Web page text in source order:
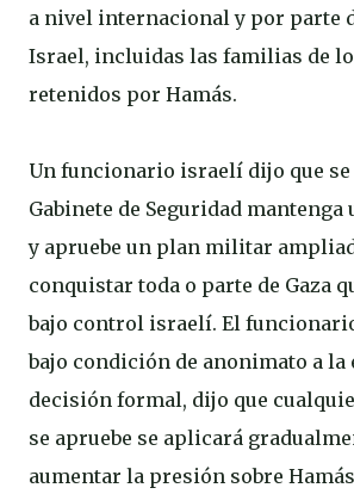
a nivel internacional y por parte
Israel, incluidas las familias de
retenidos por Hamás.
Un funcionario israelí dijo que se
Gabinete de Seguridad mantenga
y apruebe un plan militar
conquistar toda o parte de Gaza
bajo control israelí. El
bajo condición de anonimato a la
decisión formal, dijo que
se apruebe se aplicará
aumentar la presión sobre